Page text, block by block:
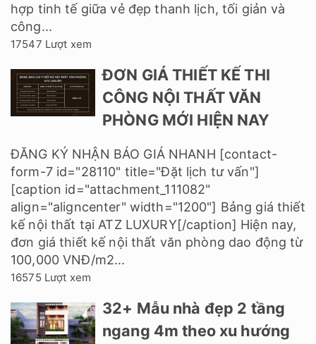
hợp tinh tế giữa vẻ đẹp thanh lịch, tối giản và
công...
17547 Lượt xem
ĐƠN GIÁ THIẾT KẾ THI
CÔNG NỘI THẤT VĂN
PHÒNG MỚI HIỆN NAY
ĐĂNG KÝ NHẬN BÁO GIÁ NHANH [contact-
form-7 id="28110" title="Đặt lịch tư vấn"]
[caption id="attachment_111082"
align="aligncenter" width="1200"] Bảng giá thiết
kế nội thất tại ATZ LUXURY[/caption] Hiện nay,
đơn giá thiết kế nội thất văn phòng dao động từ
100,000 VNĐ/m2...
16575 Lượt xem
32+ Mẫu nhà đẹp 2 tầng
ngang 4m theo xu hướng